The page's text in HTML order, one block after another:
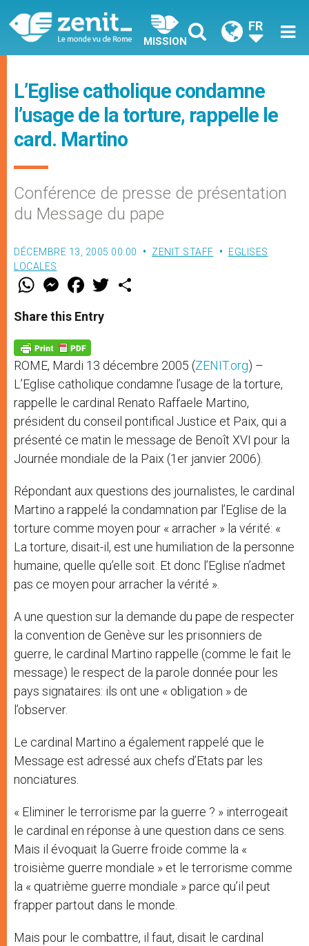
MISSION
FR
L’Eglise catholique condamne
l’usage de la torture, rappelle le
card. Martino
Conférence de presse de présentation
du Message du pape
DÉCEMBRE 13, 2005 00:00 ZENIT STAFF
EGLISES
LOCALES
W
t
s
p
p
M
e
s
e
g
e
r
F
a
e
b
o
k
w
Share this Entry
ROME, Mardi 13 décembre 2005 (ZENIT.org) –
L’Eglise catholique condamne l’usage de la torture,
rappelle le cardinal Renato Raffaele Martino,
président du conseil pontifical Justice et Paix, qui a
présenté ce matin le message de Benoît XVI pour la
Journée mondiale de la Paix (1er janvier 2006).
Répondant aux questions des journalistes, le cardinal
Martino a rappelé la condamnation par l’Eglise de la
torture comme moyen pour « arracher » la vérité: «
La torture, disait-il, est une humiliation de la personne
humaine, quelle qu’elle soit. Et donc l’Eglise n’admet
pas ce moyen pour arracher la vérité ».
A une question sur la demande du pape de respecter
la convention de Genève sur les prisonniers de
guerre, le cardinal Martino rappelle (comme le fait le
message) le respect de la parole donnée pour les
pays signataires: ils ont une « obligation » de
l’observer.
Le cardinal Martino a également rappelé que le
Message est adressé aux chefs d’Etats par les
nonciatures.
« Eliminer le terrorisme par la guerre ? » interrogeait
le cardinal en réponse à une question dans ce sens.
Mais il évoquait la Guerre froide comme la «
troisième guerre mondiale » et le terrorisme comme
la « quatrième guerre mondiale » parce qu’il peut
frapper partout dans le monde.
Mais pour le combattre, il faut, disait le cardinal